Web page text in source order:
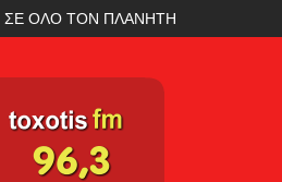
ΣΕ ΟΛΟ ΤΟΝ ΠΛΑΝΗΤΗ